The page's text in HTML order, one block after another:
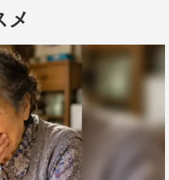
スィーナーエイチキュー
ウーオム』
TOUR」
シャングリラ
幌PLANT
メ